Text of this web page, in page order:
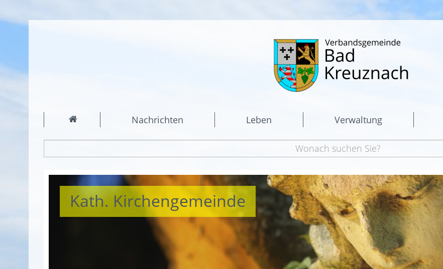
Nachrichten Leben Verwaltung
Kath. Kirchengemeinde